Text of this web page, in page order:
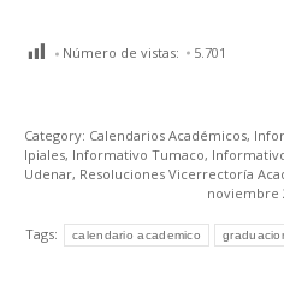
Número de vistas: 5.701
Category: Calendarios Académicos,
Ipiales, Informativo Tumaco,
Udenar, Resoluciones Vicerrectoría
noviembre
Tags: calendario academico